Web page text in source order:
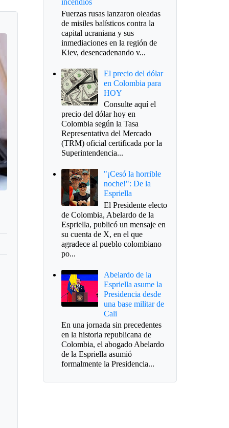
incendios
Fuerzas rusas lanzaron oleadas
de misiles balísticos contra la
capital ucraniana y sus
inmediaciones en la región de
Kiev, desencadenando v...
El precio del dólar
en Colombia para
HOY
Consulte aquí el
precio del dólar hoy en
Colombia según la Tasa
Representativa del Mercado
(TRM) oficial certificada por la
Superintendencia...
"¡Cesó la horrible
noche!": De la
Espriella
El Presidente electo
de Colombia, Abelardo de la
Espriella, publicó un mensaje en
su cuenta de X, en el que
agradece al pueblo colombiano
po...
Abelardo de la
Espriella asume la
Presidencia desde
una base militar de
Cali
En una jornada sin precedentes
en la historia republicana de
Colombia, el abogado Abelardo
de la Espriella asumió
formalmente la Presidencia...